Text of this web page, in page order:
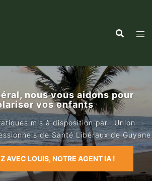
Médecin libéral, nous
trouver un
Des services pratiques mis à
Régionale des Professionnels de
AVEC LOUIS, NOTRE AGENT IA !